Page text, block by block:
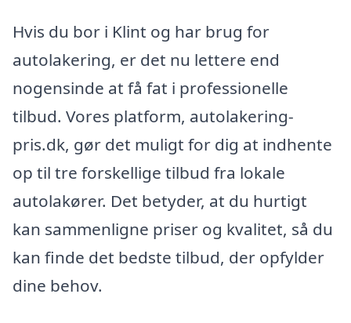
Hvis du bor i Klint og har brug for
autolakering, er det nu lettere end
nogensinde at få fat i professionelle
tilbud. Vores platform, autolakering-
pris.dk, gør det muligt for dig at indhente
op til tre forskellige tilbud fra lokale
autolakører. Det betyder, at du hurtigt
kan sammenligne priser og kvalitet, så du
kan finde det bedste tilbud, der opfylder
dine behov.